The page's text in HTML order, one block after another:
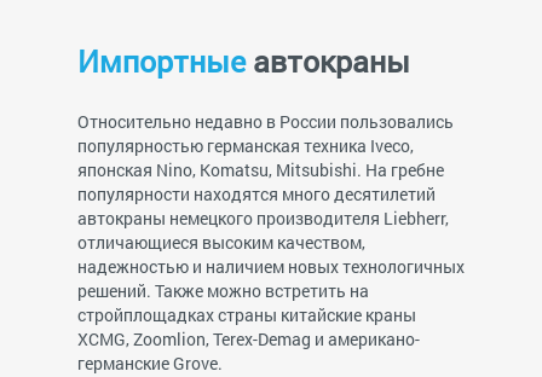
Импортныеавтокраны
Относительно недавно в России пользовались
популярностью германская техника Iveco,
японская Nino, Komatsu, Mitsubishi. На гребне
популярности находятся много десятилетий
автокраны немецкого производителя Liebherr,
отличающиеся высоким качеством,
надежностью и наличием новых технологичных
решений. Также можно встретить на
стройплощадках страны китайские краны
XCMG, Zoomlion, Terex-Demag и американо-
германские Grove.